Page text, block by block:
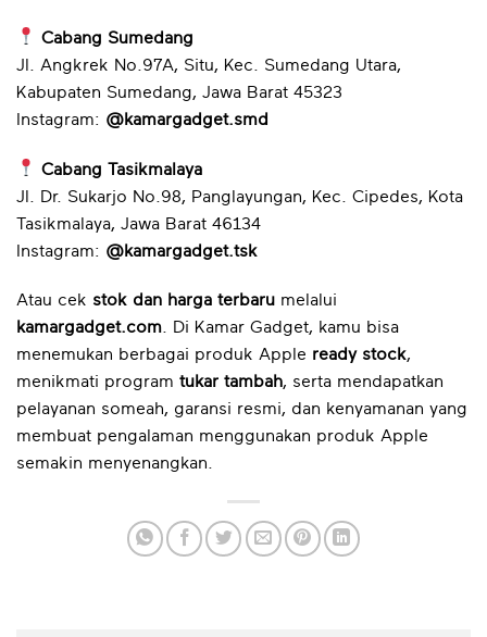
Cabang Sumedang
Jl. Angkrek No.97A, Situ, Kec. Sumedang Utara,
Kabupaten Sumedang, Jawa Barat 45323
Instagram: @kamargadget.smd
Cabang Tasikmalaya
Jl. Dr. Sukarjo No.98, Panglayungan, Kec. Cipedes, Kota
Tasikmalaya, Jawa Barat 46134
Instagram: @kamargadget.tsk
Atau cek stok dan harga terbaru melalui
kamargadget.com. Di Kamar Gadget, kamu bisa
menemukan berbagai produk Apple ready stock,
menikmati program tukar tambah, serta mendapatkan
pelayanan someah, garansi resmi, dan kenyamanan yang
membuat pengalaman menggunakan produk Apple
semakin menyenangkan.